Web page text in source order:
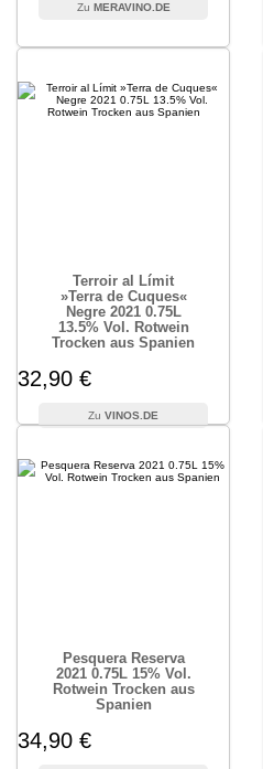
MERAVINO.DE
Terroir al Límit
»Terra de Cuques«
Negre 2021 0.75L
13.5% Vol. Rotwein
Trocken aus Spanien
32,90 €
VINOS.DE
Pesquera Reserva
2021 0.75L 15% Vol.
Rotwein Trocken aus
Spanien
34,90 €